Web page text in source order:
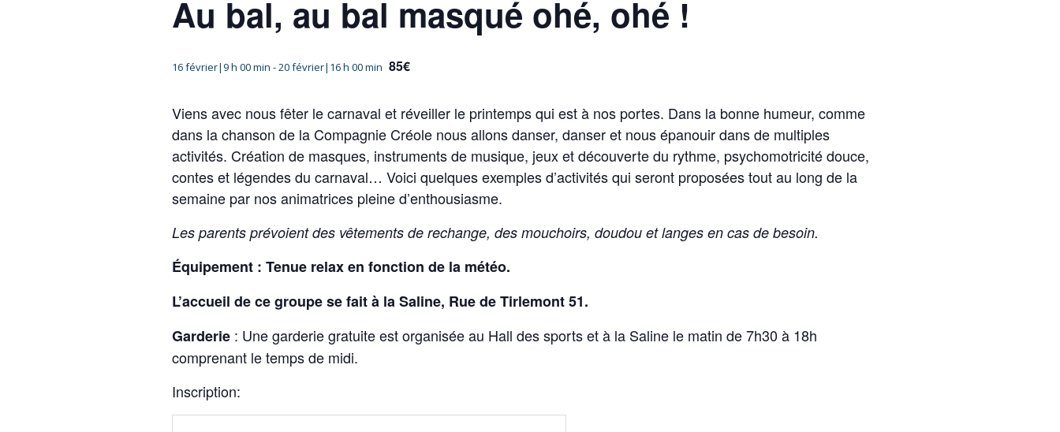
Au bal, au bal masqué ohé, ohé !
16 février|9 h 00 min -20 février|16 h 00 min 85€
Viens avec nous fêter le carnaval et réveiller le printemps qui est à nos portes. Dans la bonne humeur, comme
dans la chanson de la Compagnie Créole nous allons danser, danser et nous épanouir dans de multiples
activités. Création de masques, instruments de musique, jeux et découverte du rythme, psychomotricité douce,
contes et légendes du carnaval… Voici quelques exemples d’activités qui seront proposées tout au long de la
semaine par nos animatrices pleine d’enthousiasme.
Les parents prévoient des vêtements de rechange, des mouchoirs, doudou et langes en cas de besoin.
Équipement : Tenue relax en fonction de la météo.
L’accueil de ce groupe se fait à la Saline, Rue de Tirlemont 51.
Garderie : Une garderie gratuite est organisée au Hall des sports et à la Saline le matin de 7h30 à 18h
comprenant le temps de midi.
Inscription: